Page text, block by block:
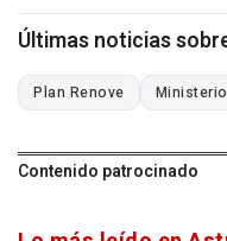
Últimas noticias
Plan Renove
Contenido patrocinado